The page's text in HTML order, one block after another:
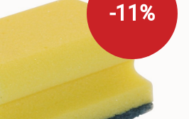
-11%